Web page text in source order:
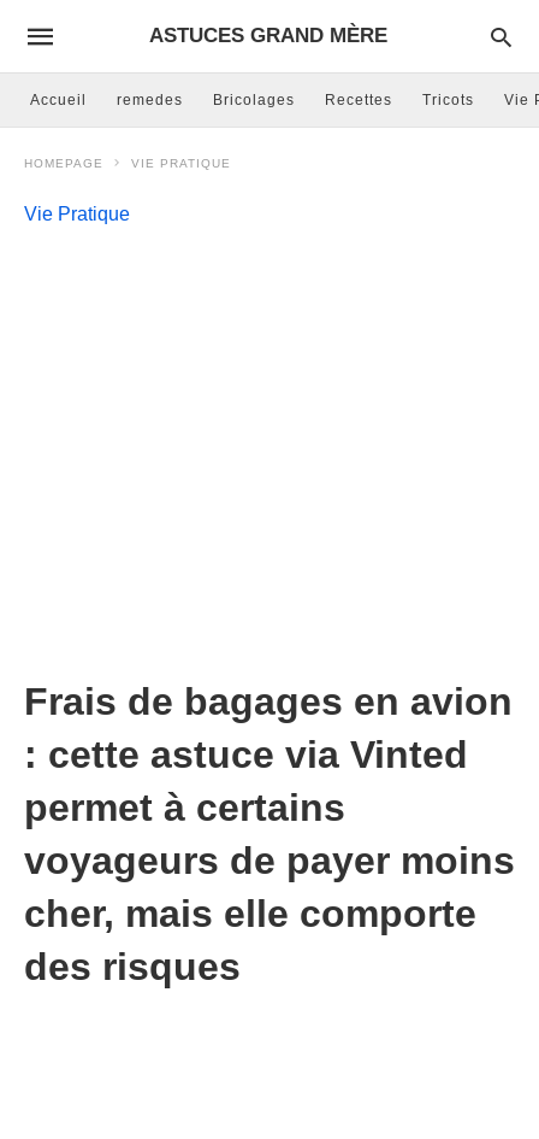
ASTUCES GRAND MÈRE
Accueil remedes Bricolages Recettes Tricots Vie
HOMEPAGE VIE PRATIQUE
Vie Pratique
Frais de bagages en avion
: cette astuce via Vinted
permet à certains
voyageurs de payer moins
cher, mais elle comporte
des risques